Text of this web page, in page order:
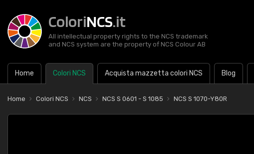
ColoriNCS.it
All intellectual property rights to the NCS trademark
and NCS system are the property of NCS Colour AB
Home Colori NCS Acquista mazzetta colori NCS Blog
Home Colori NCS NCS NCS S 0601 - S 1085 NCS S 1070-Y80R